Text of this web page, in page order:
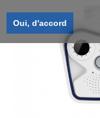
Oui, d'accord